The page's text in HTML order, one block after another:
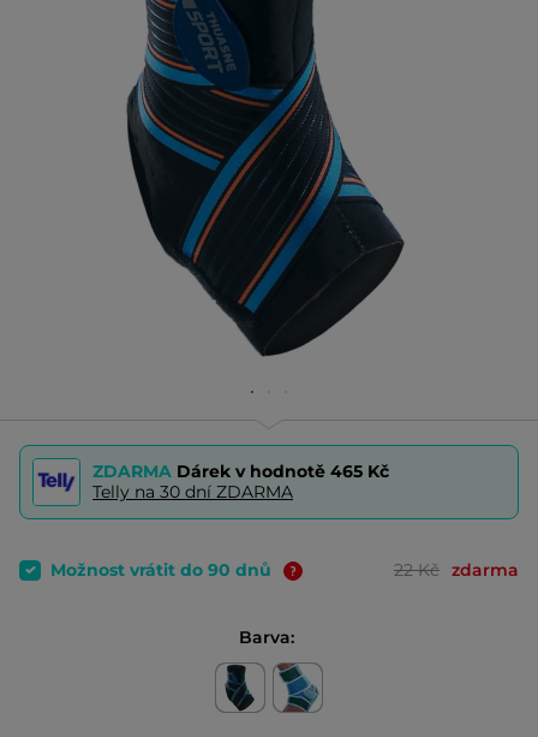
ZDARMA Dárek v hodnotě 465 Kč
Telly na 30 dní ZDARMA
Možnost vrátit do 90 dnů 22 Kč zdarma
Barva: